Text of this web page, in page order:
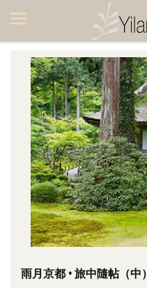
美食集
美飲集
廚房集
旅遊集
旅遊美食集
生活風
書房集
日記簿
餐桌週記
雨月京都 • 旅中隨帖（中）